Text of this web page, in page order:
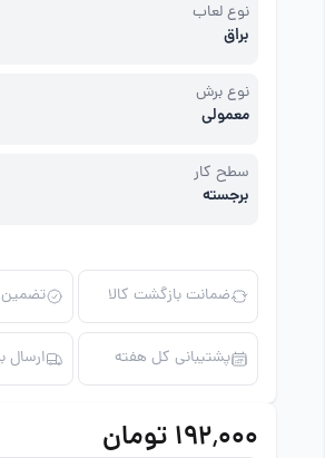
نوع لعاب
براق
نوع برش
معمولی
سطح کار
برجسته
ضمانت بازگشت کالا تضمین
پشتیبانی کل هفته ارسال
۱۹۲٬۰۰۰ تومان